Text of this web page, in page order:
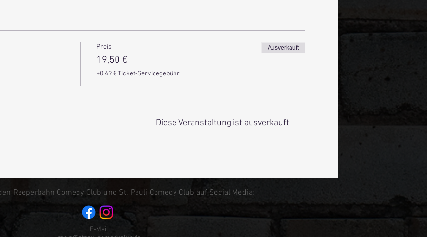
Preis
19,50 €
+0,49 € Ticket-Servicegebühr
Ausverkauft
Diese Veranstaltung ist ausverkauft
Reeperbahn Comedy Club und St. Pauli Comedy Club auf Social Media:
E-Mail: